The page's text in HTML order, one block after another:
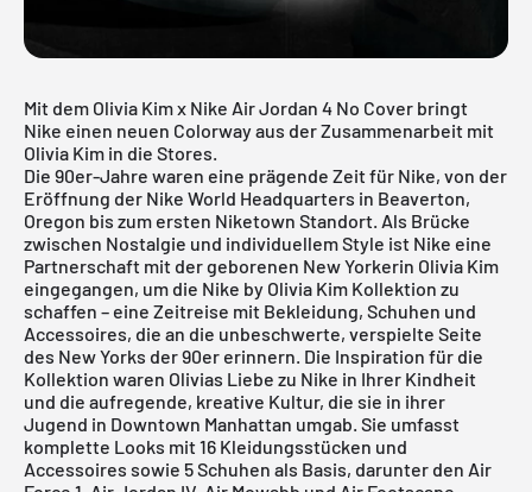
Mit dem Olivia Kim x Nike Air Jordan 4 No Cover bringt
Nike einen neuen Colorway aus der Zusammenarbeit mit
Olivia Kim in die Stores.
Die 90er-Jahre waren eine prägende Zeit für Nike, von der
Eröffnung der Nike World Headquarters in Beaverton,
Oregon bis zum ersten Niketown Standort. Als Brücke
zwischen Nostalgie und individuellem Style ist Nike eine
Partnerschaft mit der geborenen New Yorkerin Olivia Kim
eingegangen, um die Nike by Olivia Kim Kollektion zu
schaffen – eine Zeitreise mit Bekleidung, Schuhen und
Accessoires, die an die unbeschwerte, verspielte Seite
des New Yorks der 90er erinnern. Die Inspiration für die
Kollektion waren Olivias Liebe zu Nike in Ihrer Kindheit
und die aufregende, kreative Kultur, die sie in ihrer
Jugend in Downtown Manhattan umgab. Sie umfasst
komplette Looks mit 16 Kleidungsstücken und
Accessoires sowie 5 Schuhen als Basis, darunter den Air